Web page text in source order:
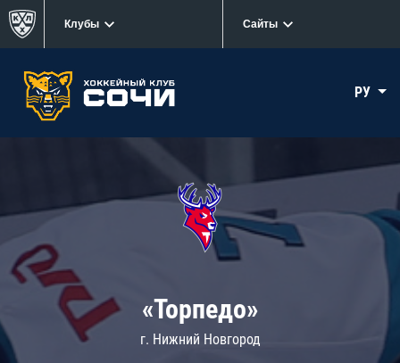
Клубы Сайты
РУ
«Торпедо»
г. Нижний Новгород